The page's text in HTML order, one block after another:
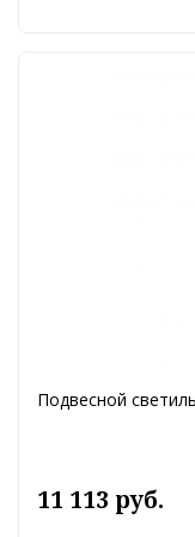
Подвесной
11 113 руб.